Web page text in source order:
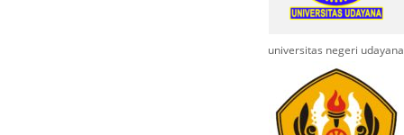
universitas negeri udayana